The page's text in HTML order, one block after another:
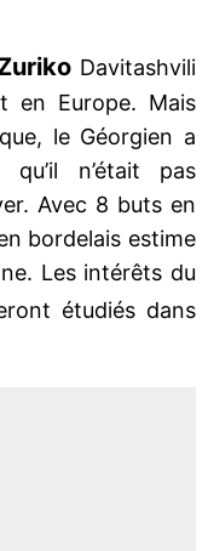
Davitashvili
en Europe. Mais
le Géorgien a
n’était pas
Avec 8 buts en
bordelais estime
Les intérêts du
étudiés dans